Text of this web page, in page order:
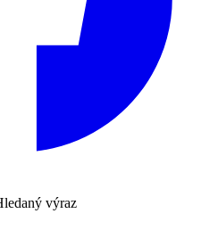
výraz